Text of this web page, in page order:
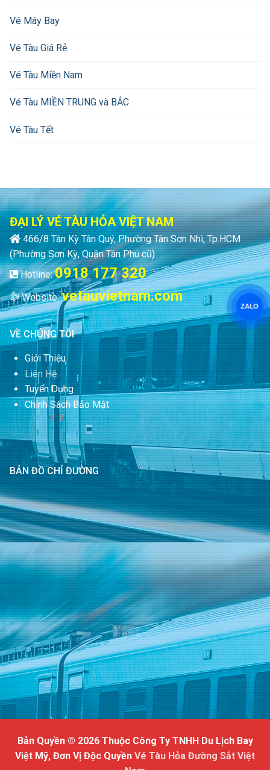
Vé Máy Bay
Vé Tàu Giá Rẻ
Vé Tàu Miền Nam
Vé Tàu MIỀN TRUNG và BẮC
Vé Tàu Tết
ĐẠI LÝ VÉ TÀU HỎA VIỆT NAM
466/8 Tân Kỳ Tân Quý, Phường Tân Sơn Nhì, Tp.HCM
(Phường Sơn Kỳ, Quận Tân Phú cũ)
Hotline:0918 177 320
Website:vetauvietnam.com
VỀ CHÚNG TÔI
Giới Thiệu
Liên Hệ
Tuyển Dụng
Chính Sách Bảo Mật
BẢN ĐỒ CHỈ ĐƯỜNG
ZALO
Bản Quyền © 2026 Thuộc Công Ty TNHH Du Lịch Bay
Việt Mỹ, Đơn Vị Độc Quyền Vé Tàu Hỏa Đường Sắt Việt